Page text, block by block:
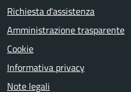
Richiesta d'assistenza
Amministrazione trasparente
Cookie
Informativa privacy
Note legali